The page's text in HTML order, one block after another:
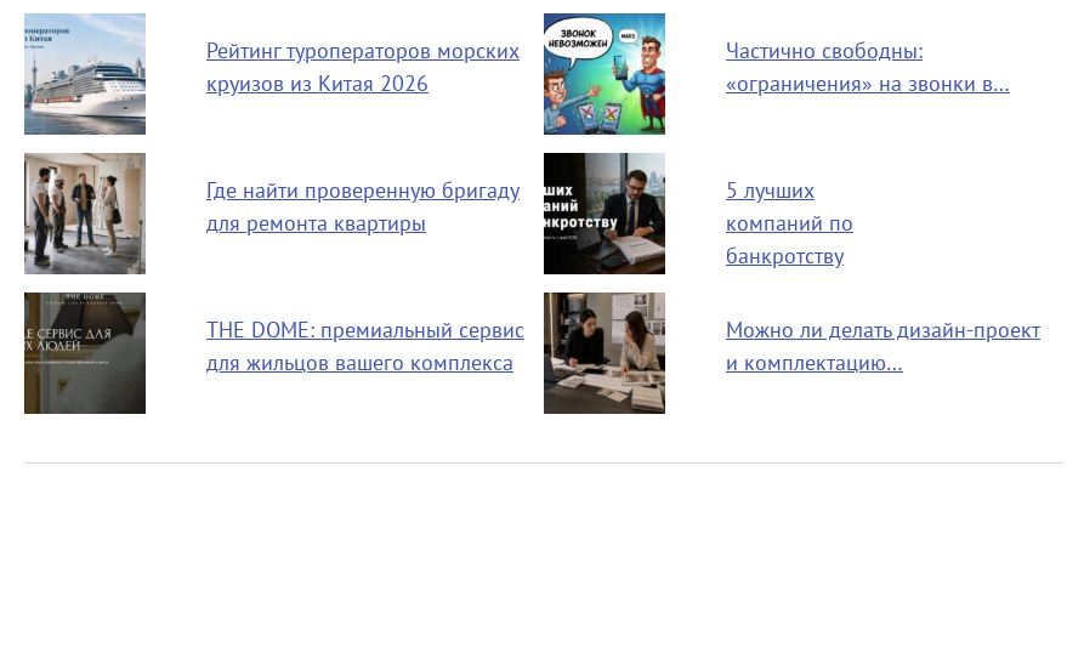
Рейтинг туроператоров морских
круизов из Китая 2026
Частично свободны:
«ограничения» на звонки в…
Где найти проверенную бригаду
для ремонта квартиры
5 лучших
компаний по
банкротству
THE DOME: премиальный сервис
для жильцов вашего комплекса
Можно ли делать дизайн-проект
и комплектацию…